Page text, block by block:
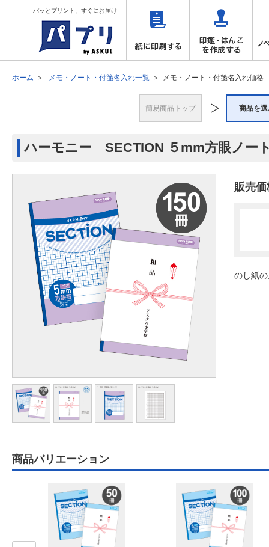
パッとプリント、すぐにお届け
ホーム メモ・ノート・付箋名入れ一覧 メモ・ノート・付箋名入れ価格
簡易商品トップ 商品を
ハーモニー SECTION ５mm方眼ノー
販売価
のし紙
商品バリエーション